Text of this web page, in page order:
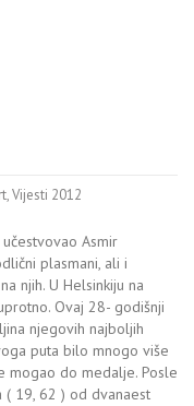
,Vijesti 2012
Asmir
plasmani, ali i
njih. U Helsinkiju na
Ovaj 28- godišnji
njegovih najboljih
puta bilo mnogo više
mogao do medalje. Posle
19, 62 ) od dvanaest